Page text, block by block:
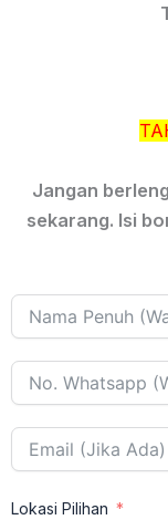
Jangan
sekarang. Isi
Lokasi Pilihan